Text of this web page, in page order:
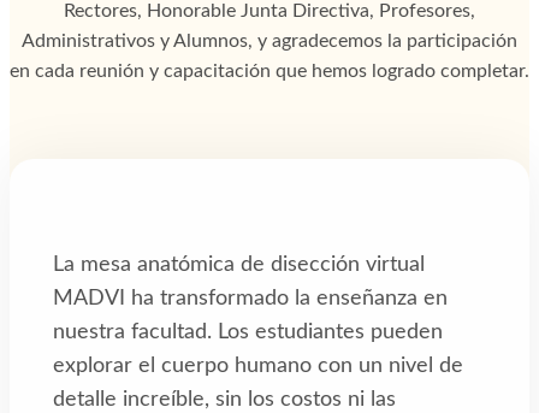
Rectores, Honorable Junta Directiva, Profesores,
Administrativos y Alumnos, y agradecemos la participación
en cada reunión y capacitación que hemos logrado completar.
La mesa anatómica de disección virtual
MADVI ha transformado la enseñanza en
nuestra facultad. Los estudiantes pueden
explorar el cuerpo humano con un nivel de
detalle increíble, sin los costos ni las